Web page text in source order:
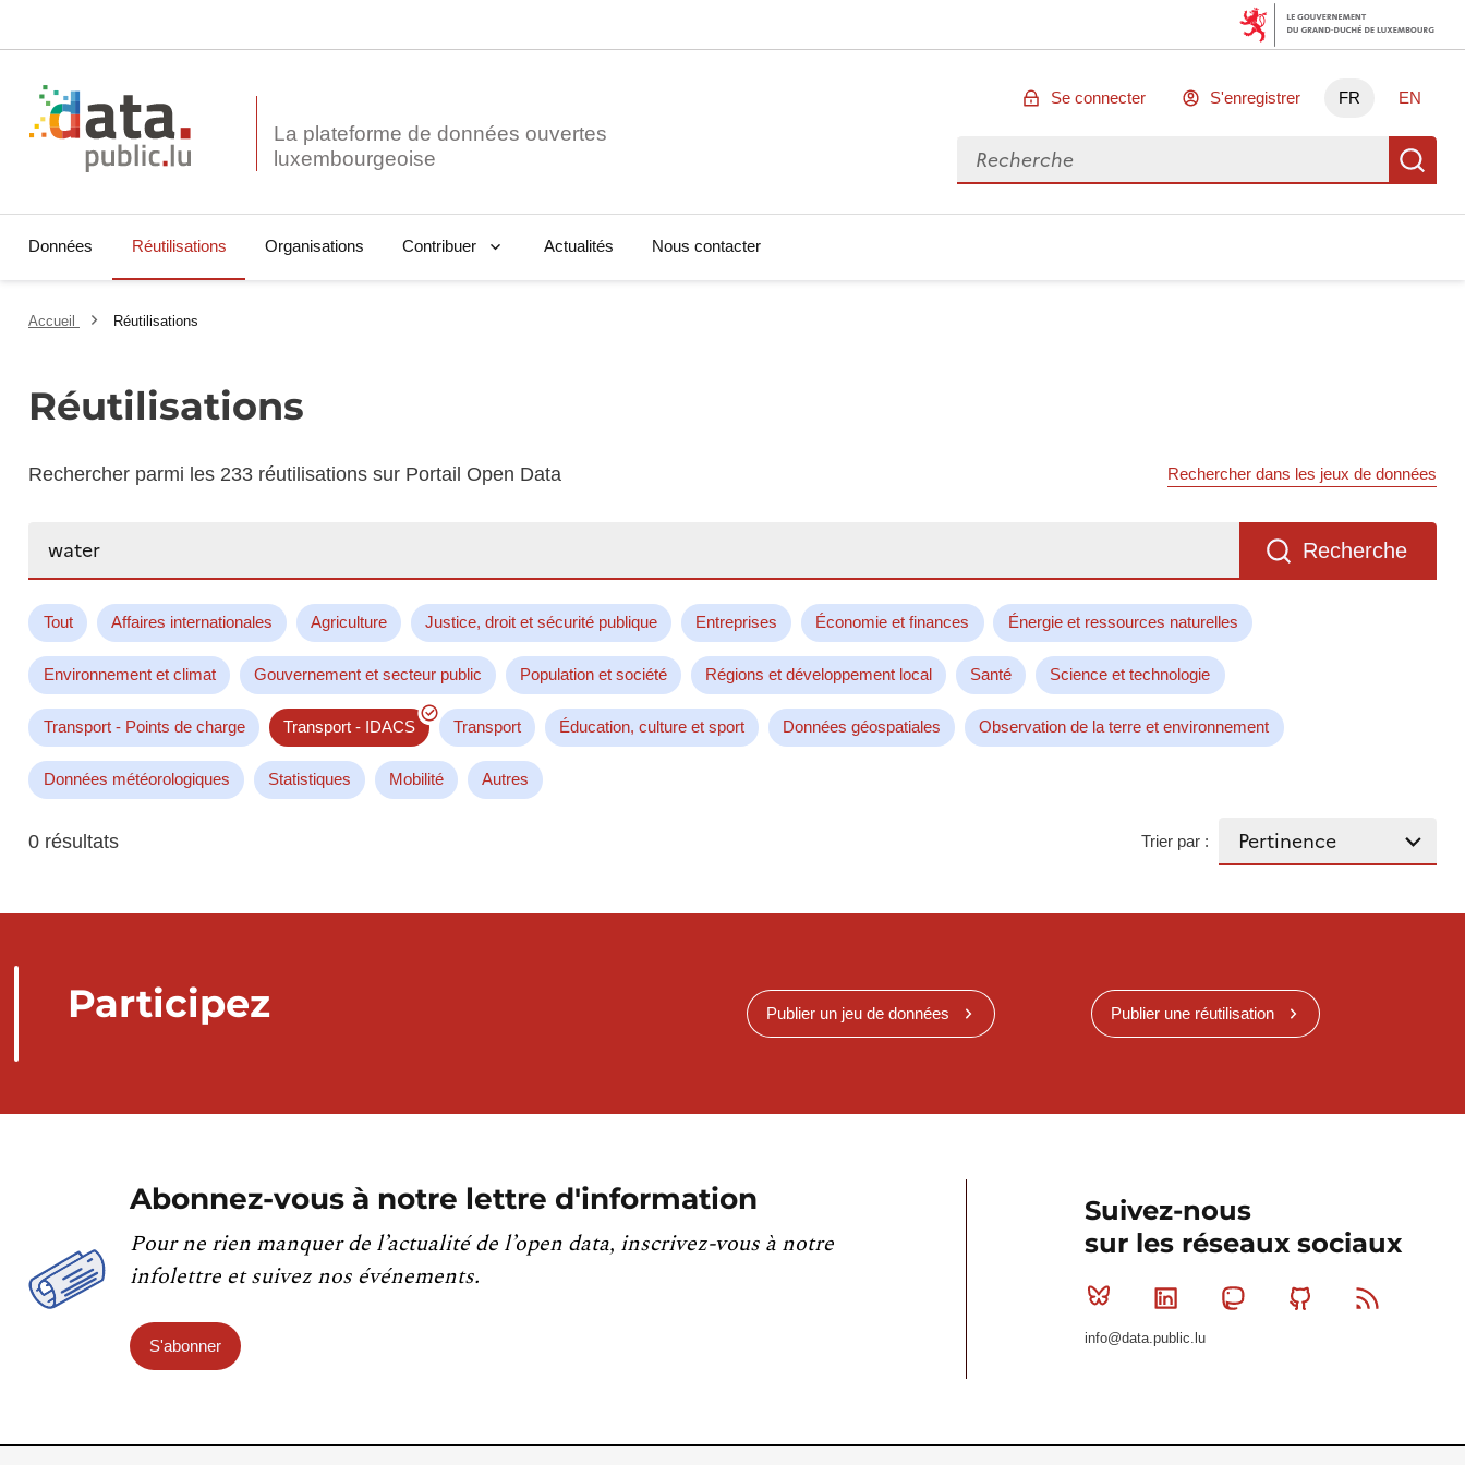
La plateforme de données ouvertes
Se connecter S'enregistrer FR EN
Rechercher des données
Données Réutilisations Organisations Contribuer Actualités Nous contacter
Accueil Réutilisations
Réutilisations
Rechercher parmi les 233 réutilisations sur Portail Open Data Rechercher dans les jeux de données
Recherche
Tout Affaires internationales Agriculture Justice, droit et sécurité publique Entreprises Économie et finances Énergie et ressources naturelles
Environnement et climat Gouvernement et secteur public Population et société Régions et développement local Santé Science et technologie
Transport - Points de charge Transport - IDACS Transport Éducation, culture et sport Données géospatiales Observation de la terre et environnement
Données météorologiques Statistiques Mobilité Autres
0 résultats Trier par :
Participez Publier un jeu de données Publier une réutilisation
Abonnez-vous à notre lettre d'information
Pour ne rien manquer de l’actualité de l’open data, inscrivez-vous à notre
infolettre et suivez nos événements.
S'abonner
Suivez-nous
sur les réseaux sociaux
Bluesky Linkedin MastodonGithub
info@data.public.lu